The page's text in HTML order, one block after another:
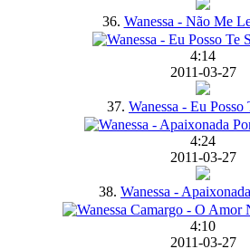
36. Wanessa - Não Me
4:14
2011-03-27
37. Wanessa - Eu Posso
4:24
2011-03-27
38. Wanessa -
4:10
2011-03-27